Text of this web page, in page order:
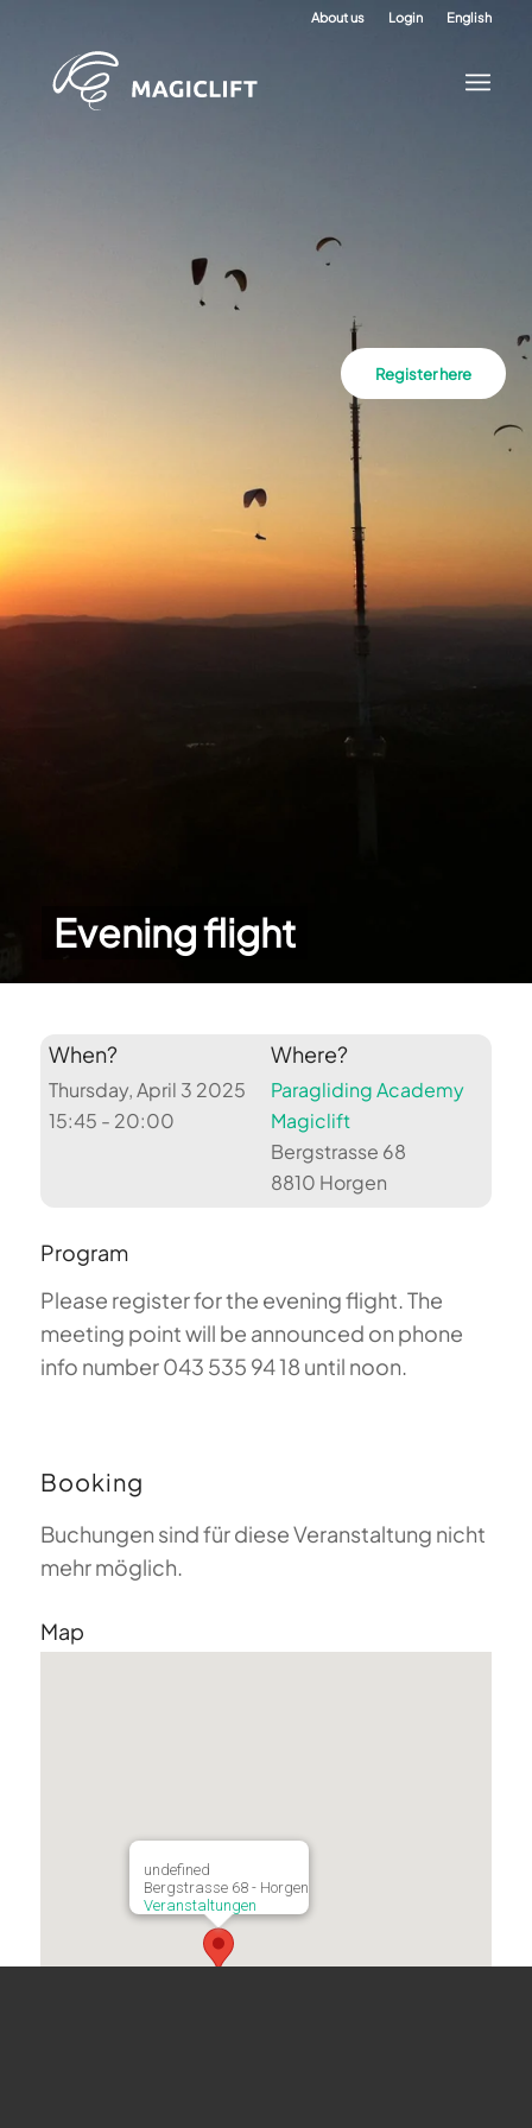
About us Login English
Evening flight
Register here
When?
Thursday, April 3 2025
15:45 - 20:00
Where?
Paragliding Academy
Magiclift
Bergstrasse 68
8810 Horgen
Program
Please register for the evening flight. The
meeting point will be announced on phone
info number 043 535 94 18 until noon.
Booking
Buchungen sind für diese Veranstaltung nicht
mehr möglich.
Map
undefined
Bergstrasse 68 - Horgen
Veranstaltungen